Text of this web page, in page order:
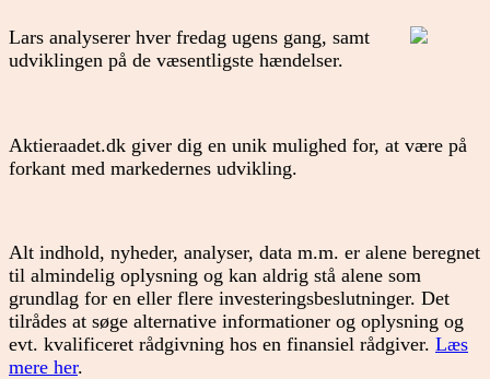
Lars analyserer hver fredag ugens gang, samt
udviklingen på de væsentligste hændelser.
Aktieraadet.dk giver dig en unik mulighed for, at være på
forkant med markedernes udvikling.
Alt indhold, nyheder, analyser, data m.m. er alene beregnet
til almindelig oplysning og kan aldrig stå alene som
grundlag for en eller flere investeringsbeslutninger. Det
tilrådes at søge alternative informationer og oplysning og
evt. kvalificeret rådgivning hos en finansiel rådgiver. Læs
mere her.